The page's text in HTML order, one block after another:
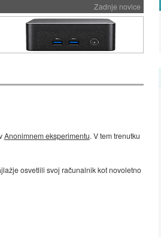
Zadnje novice
Anonimnem eksperimentu. V tem trenutku
osvetlili svoj računalnik kot novoletno